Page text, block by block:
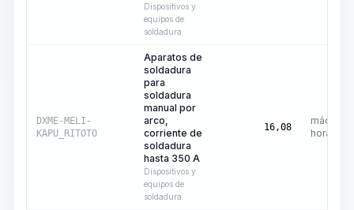
Dispositivos y
equipos de
soldadura
DXME-MELI-
KAPU_RITOTO
Aparatos de
soldadura
para
soldadura
manual por
arco,
corriente de
soldadura
hasta 350 A
Dispositivos y
equipos de
soldadura
16,08
máquina-
hora